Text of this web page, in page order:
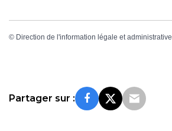
© Direction de l'information légale et administrative
Partager sur :